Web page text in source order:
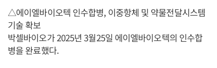
△에이엘바이오텍 인수합병, 이중항체 및 약물전달시스템
기술 확보
박셀바이오가 2025년 3월25일 에이엘바이오텍의 인수합
병을 완료했다.